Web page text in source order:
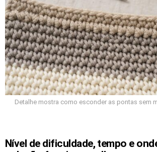
Detalhe mostra como esconder as pontas sem
Nível de dificuldade, tempo e